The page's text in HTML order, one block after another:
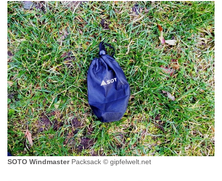
SOTO Windmaster Packsack © gipfelwelt.net